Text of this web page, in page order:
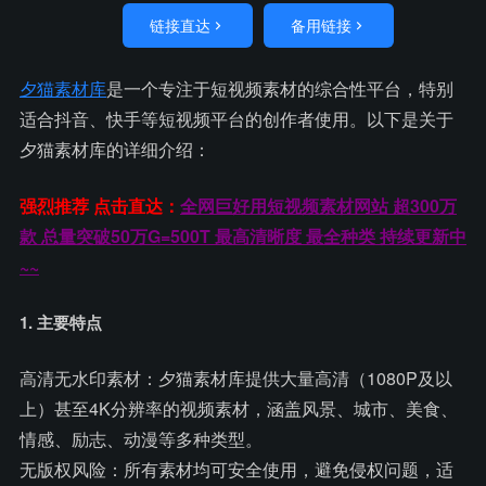
链接直达  备用链接 
夕猫素材库是一个专注于短视频素材的综合性平台，特别
适合抖音、快手等短视频平台的创作者使用。以下是关于
夕猫素材库的详细介绍：
强烈推荐 点击直达： 全网巨好用短视频素材网站 超300万
款 总量突破50万G=500T 最高清晰度 最全种类 持续更新中
~~
1. 主要特点
高清无水印素材：夕猫素材库提供大量高清（1080P及以
上）甚至4K分辨率的视频素材，涵盖风景、城市、美食、
情感、励志、动漫等多种类型。
无版权风险：所有素材均可安全使用，避免侵权问题，适